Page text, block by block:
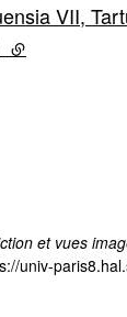
VII,
(lien externe)
et vues
univ-